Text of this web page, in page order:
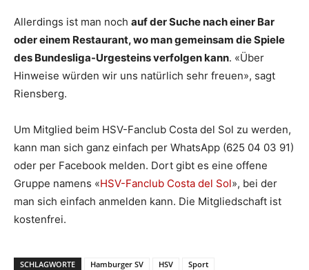
Allerdings ist man noch auf der Suche nach einer Bar
oder einem Restaurant, wo man gemeinsam die Spiele
des Bundesliga-Urgesteins verfolgen kann. «Über
Hinweise würden wir uns natürlich sehr freuen», sagt
Riensberg.
Um Mitglied beim HSV-Fanclub Costa del Sol zu werden,
kann man sich ganz einfach per WhatsApp (625 04 03 91)
oder per Facebook melden. Dort gibt es eine offene
Gruppe namens «HSV-Fanclub Costa del Sol», bei der
man sich einfach anmelden kann. Die Mitgliedschaft ist
kostenfrei.
SCHLAGWORTE Hamburger SV HSV Sport